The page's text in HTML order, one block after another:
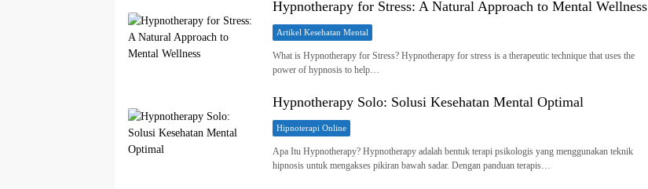
Hypnotherapy for Stress: A Natural Approach to Mental Wellness
Artikel Kesehatan Mental
What is Hypnotherapy for Stress? Hypnotherapy for stress is a therapeutic technique that uses the
power of hypnosis to help…
Hypnotherapy Solo: Solusi Kesehatan Mental Optimal
Hipnoterapi Online
Apa Itu Hypnotherapy? Hypnotherapy adalah bentuk terapi psikologis yang menggunakan teknik
hipnosis untuk mengakses pikiran bawah sadar. Dengan panduan terapis…